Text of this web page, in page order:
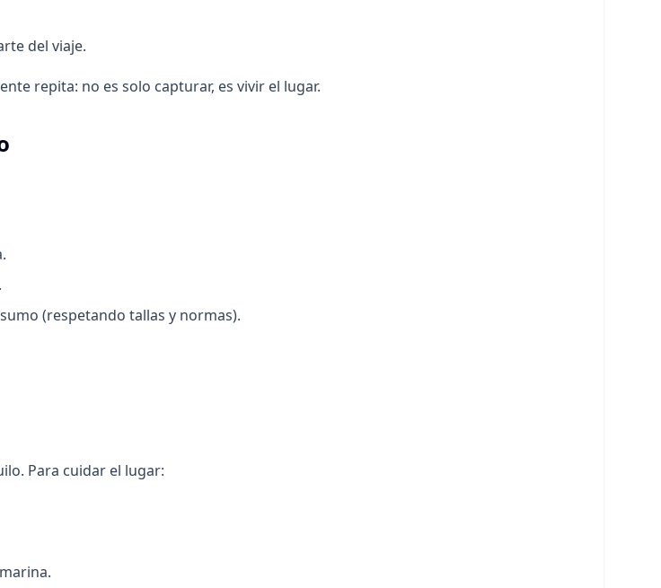
del viaje.
repita: no es solo capturar, es vivir el lugar.
(respetando tallas y normas).
Para cuidar el lugar: